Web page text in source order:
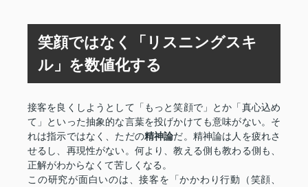
笑顔ではなく「リスニングスキ
ル」を数値化する
接客を良くしようとして「もっと笑顔で」とか「真心込め
て」といった抽象的な言葉を投げかけても意味がない。そ
れは指示ではなく、ただの精神論だ。精神論は人を疲れさ
せるし、再現性がない。何より、教える側も教わる側も、
正解がわからなくて苦しくなる。
この研究が面白いのは、接客を「かかわり行動（笑顔、